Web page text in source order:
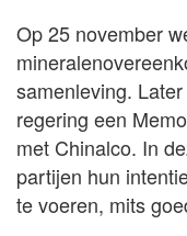
Op 25 november
samenleving.
regering een
met Chinalco. In
partijen hun
te voeren, mits